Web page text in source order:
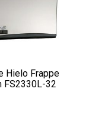
Hielo Frappe
FS2330L-32